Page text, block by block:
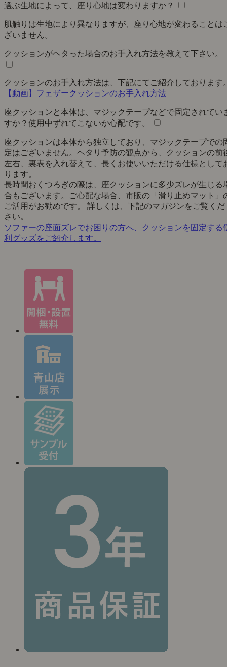
選ぶ生地によって、座り心地は変わりますか？
肌触りは生地により異なりますが、座り心地が変わることは
ざいません。
クッションがヘタった場合のお手入れ方法を教えて下さい。
クッションのお手入れ方法は、下記にてご紹介しております
【動画】フェザークッションのお手入れ方法
座クッションと本体は、マジックテープなどで固定されてい
すか？使用中ずれてこないか心配です。
座クッションは本体から独立しており、マジックテープでの
定はございません。ヘタリ予防の観点から、クッションの前
左右、裏表を入れ替えて、長くお使いいただける仕様として
ります。
長時間おくつろぎの際は、座クッションに多少ズレが生じる
合もございます。ご心配な場合、市販の「滑り止めマット」
ご活用がお勧めです。 詳しくは、下記のマガジンをご覧くだ
さい。
ソファーの座面ズレでお困りの方へ、クッションを固定する
利グッズをご紹介します。